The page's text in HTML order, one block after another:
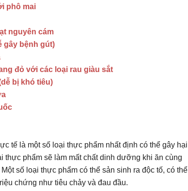
phô mai
nguyên cám
gây bệnh gút)
đỏ với các loại rau giàu sắt
bị khó tiêu)
tế là một số loại thực phẩm nhất định có thể gây hại
thực phẩm sẽ làm mất chất dinh dưỡng khi ăn cùng
số loại thực phẩm có thể sản sinh ra độc tố, có thể
chứng như tiêu chảy và đau đầu.